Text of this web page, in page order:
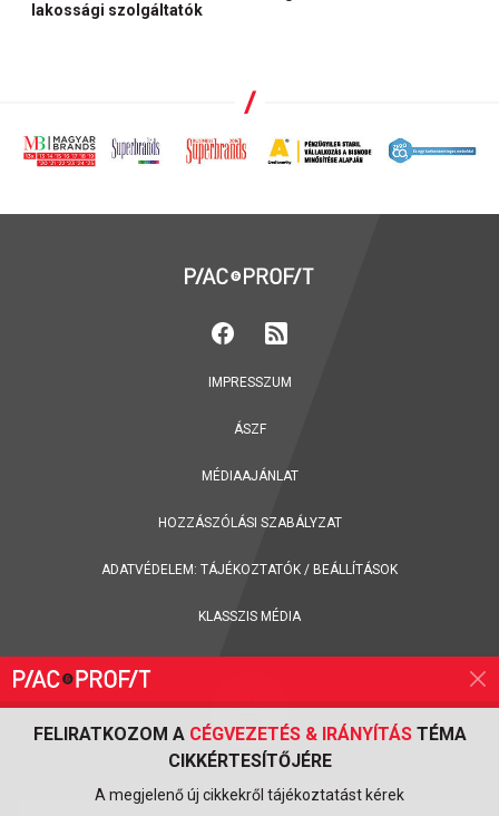
FELIRATKOZOM A CÉGVEZETÉS & IRÁNYÍTÁSTÉMA
CIKKÉRTESÍTŐJÉRE
A megjelenő új cikkekről tájékoztatást kérek
lakossági szolgáltatók
IMPRESSZUM
ÁSZF
MÉDIAAJÁNLAT
HOZZÁSZÓLÁSI SZABÁLYZAT
ADATVÉDELEM: TÁJÉKOZTATÓK / BEÁLLÍTÁSOK
KLASSZIS MÉDIA
FELIRATKOZÁS A PIAC & PROFIT ONLINE MAGAZIN HÍRLEVELÉRE